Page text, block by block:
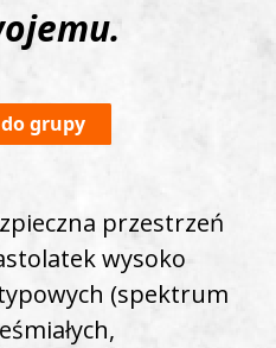
grupy
przestrzeń
wysoko
(spektrum